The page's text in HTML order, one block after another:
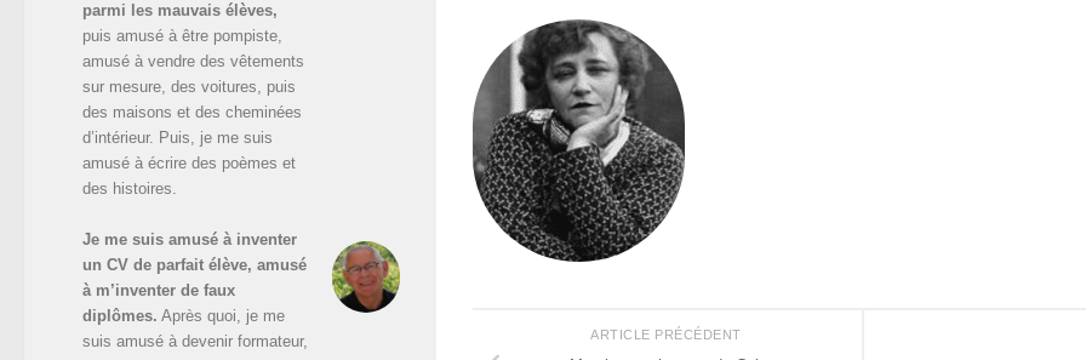
ARTICLE PRÉCÉDENT
parmi les mauvais élèves,
puis amusé à être pompiste,
amusé à vendre des vêtements
sur mesure, des voitures, puis
des maisons et des cheminées
d’intérieur. Puis, je me suis
amusé à écrire des poèmes et
des histoires.
Je me suis amusé à inventer
un CV de parfait élève, amusé
à m’inventer de faux
diplômes. Après quoi, je me
suis amusé à devenir formateur,